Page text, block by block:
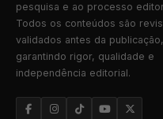
pesquisa e ao processo
Todos os conteúdos são
validados antes da publicação,
garantindo rigor, qualidade e
independência editorial.